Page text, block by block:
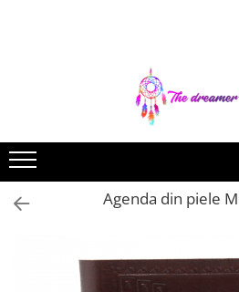
Pentru masina
Brelocuri
Decoratiuni Aztece
Bratari pentru EA
Bratari pentru EL
Agenda din piele